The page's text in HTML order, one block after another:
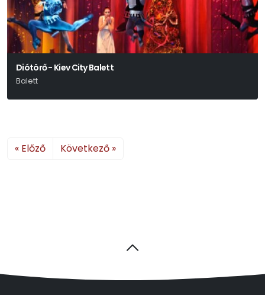
Diótörő - Kiev City Balett
Balett
« Előző Következő »